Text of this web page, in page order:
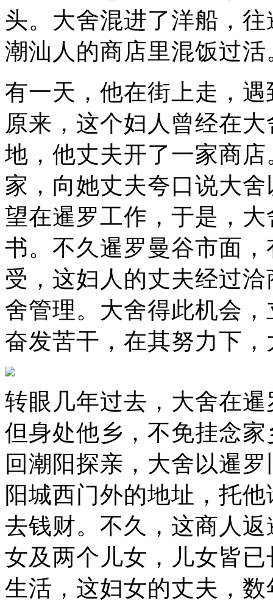
头。大舍混进了洋船，
潮汕人的商店里混饭过活
有一天，他在街上走，
原来，这个妇人曾经在
地，他丈夫开了一家商
家，向她丈夫夸口说大
望在暹罗工作，于是，
书。不久暹罗曼谷市面
受，这妇人的丈夫经过
舍管理。大舍得此机会
奋发苦干，在其努力下
转眼几年过去，大舍在
但身处他乡，不免挂念
回潮阳探亲，大舍以暹
阳城西门外的地址，托
去钱财。不久，这商人
女及两个儿女，儿女皆
生活，这妇女的丈夫，